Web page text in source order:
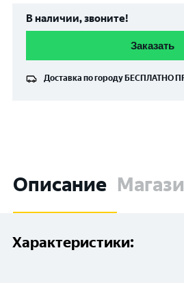
В наличии, звоните!
Заказать
Доставка по городу БЕСПЛАТНО
Описание
Характеристики: